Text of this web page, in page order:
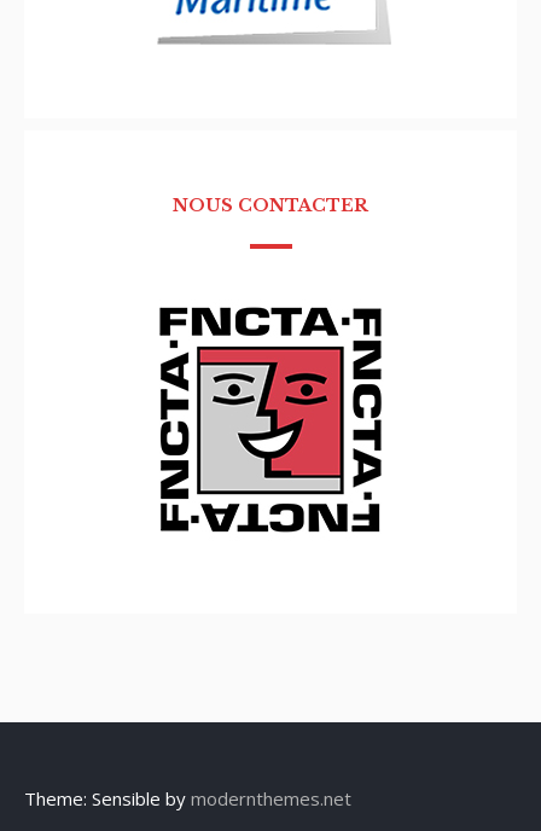
NOUS CONTACTER
Theme: Sensible by modernthemes.net